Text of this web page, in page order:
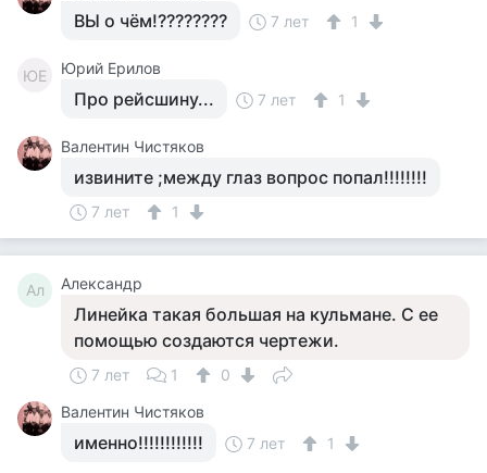
ВЫ о чём!???????? 7 лет 1
ЮЕ Юрий Ерилов
Про рейсшину... 7 лет 1
Валентин Чистяков
извините ;между глаз вопрос попал!!!!!!!!
7 лет 1
Ал Александр
Линейка такая большая на кульмане. С ее
помощью создаются чертежи.
7 лет 1
0
Валентин Чистяков
именно!!!!!!!!!!!! 7 лет 1